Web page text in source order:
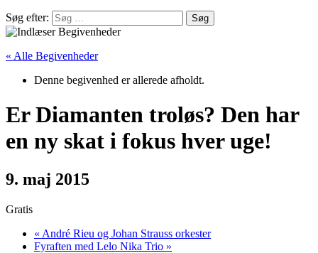
Søg efter:
« Alle Begivenheder
Denne begivenhed er allerede afholdt.
Er Diamanten troløs? Den har
en ny skat i fokus hver uge!
9. maj 2015
Gratis
« André Rieu og Johan Strauss orkester
Fyraften med Lelo Nika Trio »